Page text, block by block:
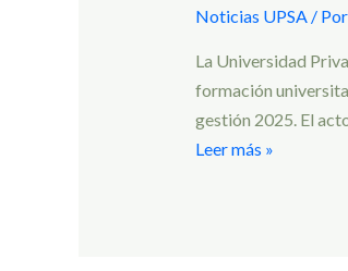
Noticias UPSA/ Por
La Universidad
formación
gestión 2025. El
Leer más »